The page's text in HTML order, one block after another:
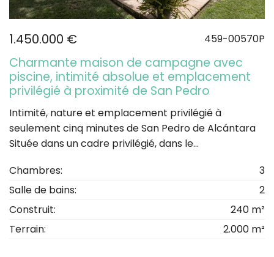
1.450.000 € 459-00570P
Charmante maison de campagne avec
piscine, intimité absolue et emplacement
privilégié à proximité de San Pedro
Intimité, nature et emplacement privilégié à
seulement cinq minutes de San Pedro de Alcántara
Située dans un cadre privilégié, dans le...
Chambres:
3
Salle de bains:
2
Construit:
240 m²
Terrain:
2.000 m²